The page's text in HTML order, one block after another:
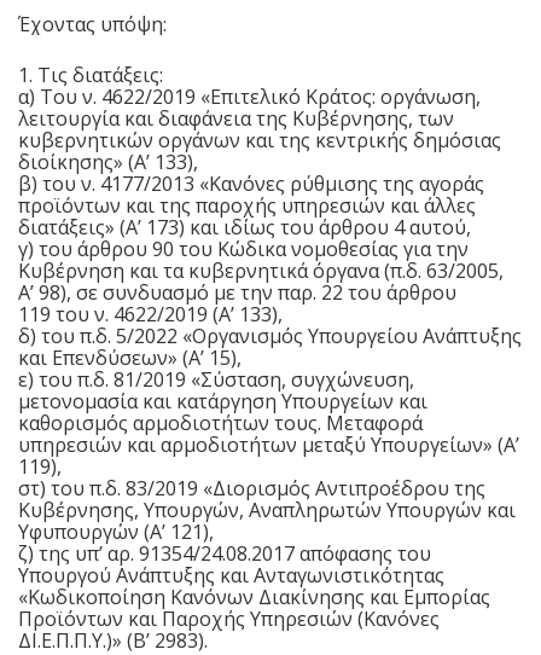
Έχοντας υπόψη:
1. Τις διατάξεις:
α) Του ν. 4622/2019 «Επιτελικό Κράτος: οργάνωση,
λειτουργία και διαφάνεια της Κυβέρνησης, των
κυβερνητικών οργάνων και της κεντρικής δημόσιας
διοίκησης» (Α’ 133),
β) του ν. 4177/2013 «Κανόνες ρύθμισης της αγοράς
προϊόντων και της παροχής υπηρεσιών και άλλες
διατάξεις» (Α’ 173) και ιδίως του άρθρου 4αυτού,
γ) του άρθρου 90 του Κώδικα νομοθεσίας για την
Κυβέρνηση και τα κυβερνητικά όργανα (π.δ. 63/2005,
Α’ 98), σε συνδυασμό με την παρ. 22 του άρθρου
119 του ν. 4622/2019 (Α’ 133),
δ) του π.δ. 5/2022 «Οργανισμός Υπουργείου Ανάπτυξης
και Επενδύσεων» (Α’ 15),
ε) του π.δ. 81/2019 «Σύσταση, συγχώνευση,
μετονομασία και κατάργηση Υπουργείων και
καθορισμός αρμοδιοτήτων τους. Μεταφορά
υπηρεσιών και αρμοδιοτήτων μεταξύ Υπουργείων» (Α’
119),
στ) του π.δ. 83/2019 «Διορισμός Αντιπροέδρου της
Κυβέρνησης, Υπουργών, Αναπληρωτών Υπουργών και
Υφυπουργών (Α’ 121),
ζ) της υπ’ αρ. 91354/24.08.2017απόφασης του
Υπουργού Ανάπτυξης και Ανταγωνιστικότητας
«Κωδικοποίηση Κανόνων Διακίνησης και Εμπορίας
Προϊόντων και Παροχής Υπηρεσιών (Κανόνες
ΔΙ.Ε.Π.Π.Υ.)» (Β’ 2983).